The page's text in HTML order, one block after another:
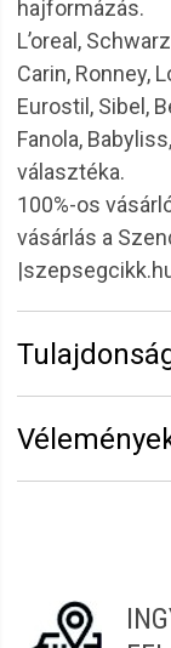
hajformázás.
L’oreal,
Carin, Ronney,
Eurostil, Sibel,
Fanola,
választéka.
100%-os
vásárlás a